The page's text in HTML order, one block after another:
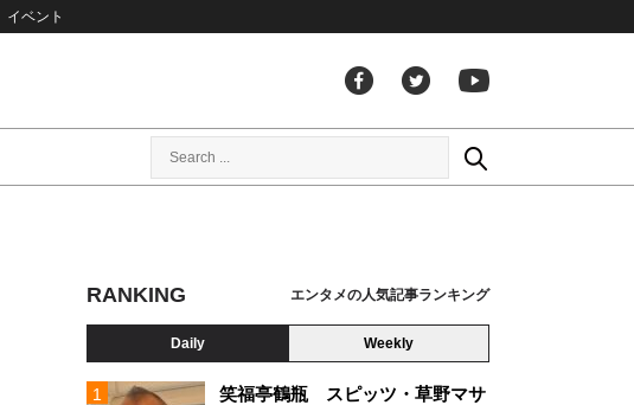
イベント
RANKING エンタメの人気記事ランキング
Daily Weekly
笑福亭鶴瓶 スピッツ・草野マサ